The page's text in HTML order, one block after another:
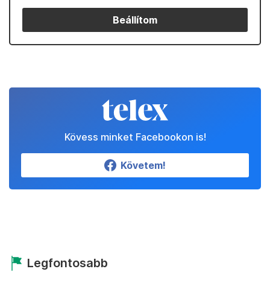
Beállítom
Kövess minket Facebookon is!
Követem!
Legfontosabb